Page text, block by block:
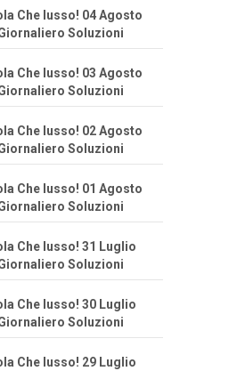
Che lusso! 04 Agosto
Soluzioni
Che lusso! 03 Agosto
Soluzioni
Che lusso! 02 Agosto
Soluzioni
Che lusso! 01 Agosto
Soluzioni
Che lusso! 31 Luglio
Soluzioni
Che lusso! 30 Luglio
Soluzioni
Che lusso! 29 Luglio